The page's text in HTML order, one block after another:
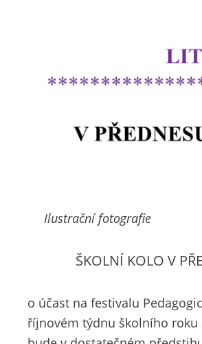
Ilustrační fotografie
ŠKOLNÍ KOLO V
o účast na festivalu
říjnovém týdnu školního roku